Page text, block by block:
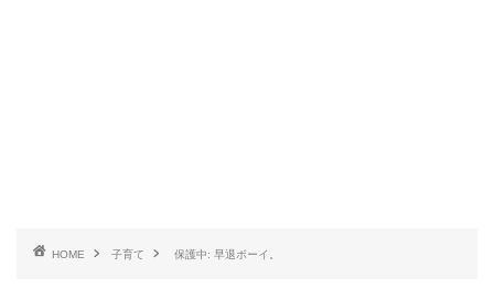
HOME 子育て 保護中: 早退ボーイ。